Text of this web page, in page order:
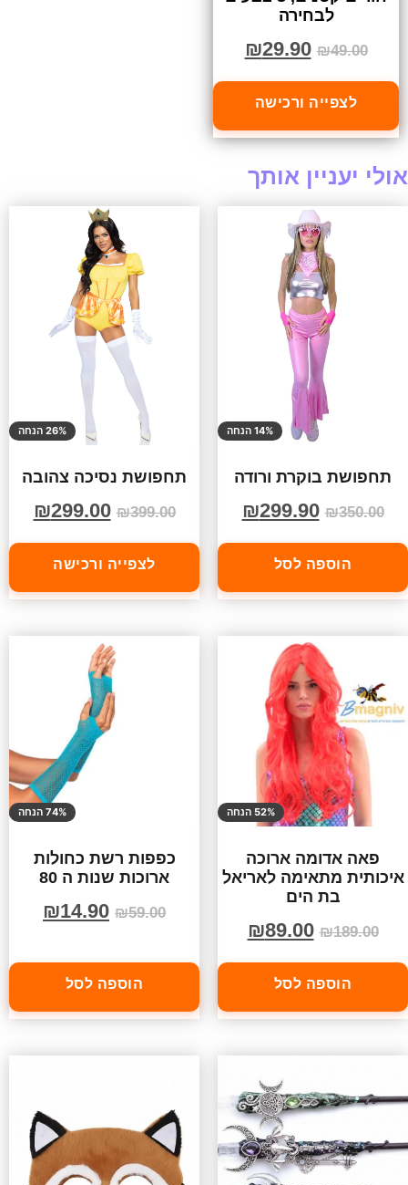
לבחירה
₪49.00
₪29.90
לצפייה ורכישה
אולי יעניין אותך
14% הנחה
תחפושת בוקרת ורודה
₪350.00
₪299.90
הוספה לסל
26% הנחה
תחפושת נסיכה צהובה
₪399.00
₪299.00
לצפייה ורכישה
52% הנחה
פאה אדומה ארוכה
איכותית מתאימה לאריאל
בת הים
₪189.00
₪89.00
הוספה לסל
74% הנחה
כפפות רשת כחולות
ארוכות שנות ה 80
₪59.00
₪14.90
הוספה לסל